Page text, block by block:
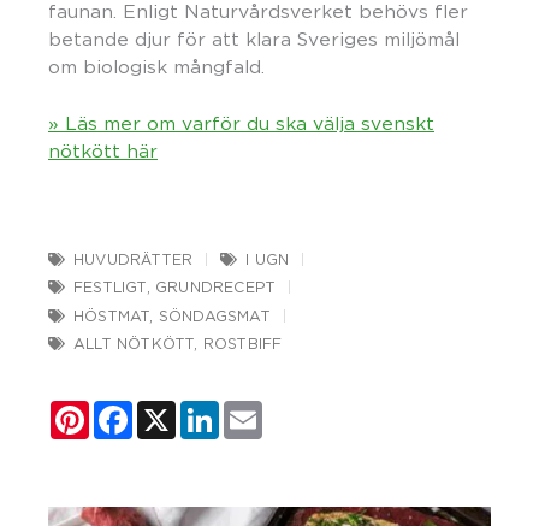
faunan. Enligt Naturvårdsverket behövs fler
betande djur för att klara Sveriges miljömål
om biologisk mångfald.
» Läs mer om varför du ska välja svenskt
nötkött här
HUVUDRÄTTER
I UGN
FESTLIGT
GRUNDRECEPT
HÖSTMAT
SÖNDAGSMAT
ALLT NÖTKÖTT
ROSTBIFF
PinterestFacebook
X LinkedIn